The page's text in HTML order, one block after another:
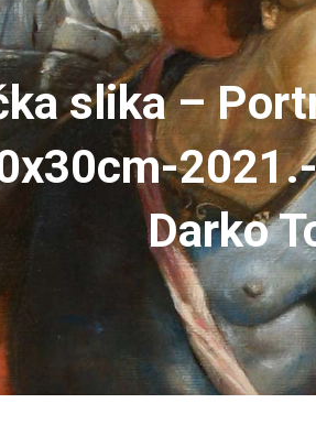
slika –
Darko